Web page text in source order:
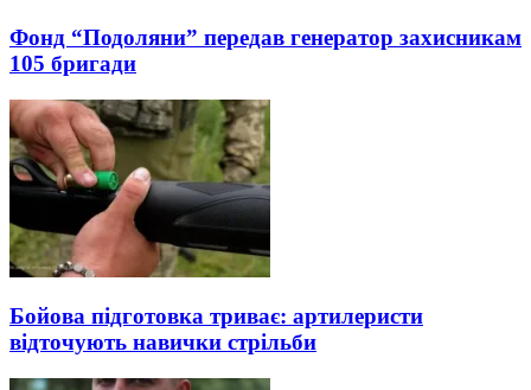
Фонд “Подоляни” передав генератор захисникам
105 бригади
Бойова підготовка триває: артилеристи
відточують навички стрільби